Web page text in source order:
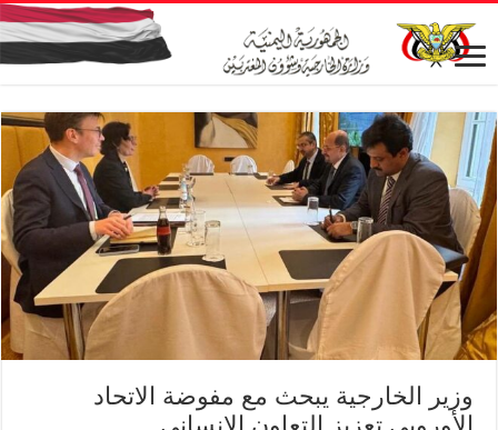
وزير الخارجية يبحث مع مفوضة الاتحاد